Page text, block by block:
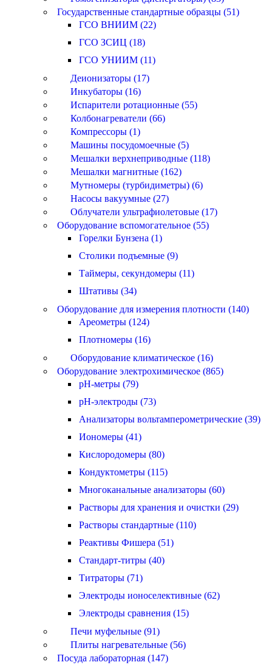
Государственные стандартные образцы (51)
ГСО ВНИИМ (22)
ГСО ЗСИЦ (18)
ГСО УНИИМ (11)
Деионизаторы (17)
Инкубаторы (16)
Испарители ротационные (55)
Колбонагреватели (66)
Компрессоры (1)
Машины посудомоечные (5)
Мешалки верхнеприводные (118)
Мешалки магнитные (162)
Мутномеры (турбидиметры) (6)
Насосы вакуумные (27)
Облучатели ультрафиолетовые (17)
Оборудование вспомогательное (55)
Горелки Бунзена (1)
Столики подъемные (9)
Таймеры, секундомеры (11)
Штативы (34)
Оборудование для измерения плотности (140)
Ареометры (124)
Плотномеры (16)
Оборудование климатическое (16)
Оборудование электрохимическое (865)
pH-метры (79)
pH-электроды (73)
Анализаторы вольтамперометрические (39)
Иономеры (41)
Кислородомеры (80)
Кондуктометры (115)
Многоканальные анализаторы (60)
Растворы для хранения и очистки (29)
Растворы стандартные (110)
Реактивы Фишера (51)
Стандарт-титры (40)
Титраторы (71)
Электроды ионоселективные (62)
Электроды сравнения (15)
Печи муфельные (91)
Плиты нагревательные (56)
Посуда лабораторная (147)